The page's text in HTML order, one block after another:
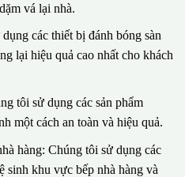
vá lại nhà.
các thiết bị đánh bóng sàn
lại hiệu quả cao nhất cho khách
tôi sử dụng các sản phẩm
một cách an toàn và hiệu quả.
hàng: Chúng tôi sử dụng các
sinh khu vực bếp nhà hàng và